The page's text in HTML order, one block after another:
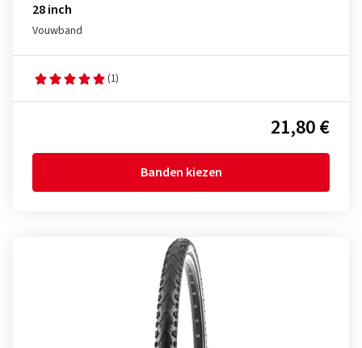
28 inch
Vouwband
(1)
21,80 €
Banden kiezen